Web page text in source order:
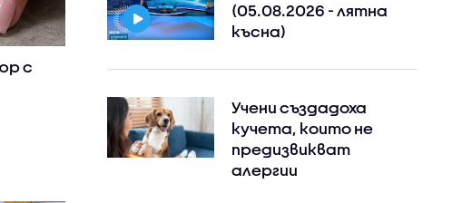
с
(05.08.2026 - лятна
късна)
Учени създадоха
кучета, които не
предизвикват
алергии